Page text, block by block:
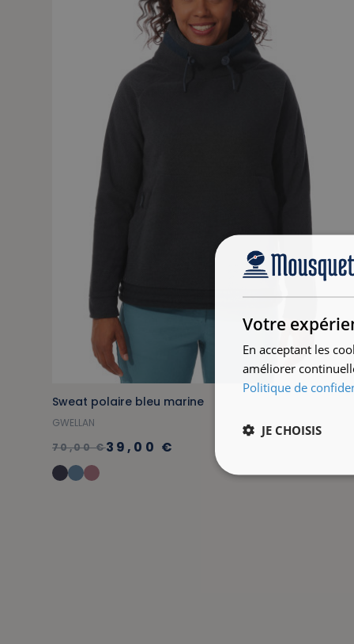
Sweat polaire bleu marine
GWELLAN
70,00 €39,00 €
Votre
En acceptant les
améliorer
Politique de
JE CHOISIS